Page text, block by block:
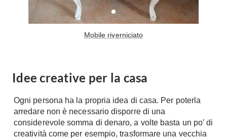
Mobile riverniciato
Idee creative per la casa
Ogni persona ha la propria idea di casa. Per poterla
arredare non è necessario disporre di una
considerevole somma di denaro, a volte basta un po’ di
creatività come per esempio, trasformare una vecchia